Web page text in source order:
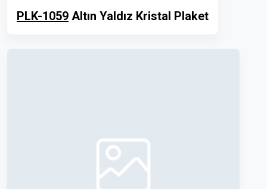
PLK-1059 Altın Yaldız Kristal Plaket